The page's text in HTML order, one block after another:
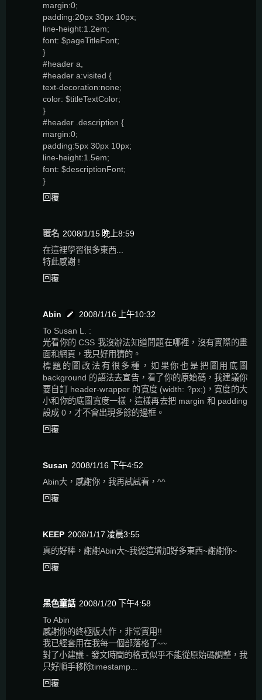
margin:0;
padding:20px 30px 10px;
line-height:1.2em;
font: $pageTitleFont;
}
#header a,
#header a:visited {
text-decoration:none;
color: $titleTextColor;
}
#header .description {
margin:0;
padding:5px 30px 10px;
line-height:1.5em;
font: $descriptionFont;
}
回覆
匿名 2008/1/15 晚上8:59
在這裡學習很多東西...
特此感謝 !
回覆
Abin
2008/1/16 上午10:32
To Susan L. :
光看你的 CSS 我沒辦法知道問題在哪裡，沒有實際的畫
面和網頁，我只好用猜的。
標題的圖改法有很多種，如果你也是把圖用底圖
background 的語法去宣告，看了你的原始碼，我建議你
要自訂 header-wrapper 的寬度 (width: ?px;)，寬度的大
小和你的底圖寬度一樣，這樣再去把 margin 和 padding
設成 0，才不會出現多餘的邊框。
回覆
Susan 2008/1/16 下午4:52
Abin大，感謝你，我再試試看，^^
回覆
KEEP 2008/1/17 凌晨3:55
真的好棒，謝謝Abin大~我從這增加好多東西~謝謝你~
回覆
黑色童話 2008/1/20 下午4:58
To Abin
感謝你的終極版大作，非常實用!!
我已經套用在我每一個部落格了~~
對了小建議 - 發文時間的格式似乎不能從原始碼調整，我
只好順手移除timestamp...
回覆